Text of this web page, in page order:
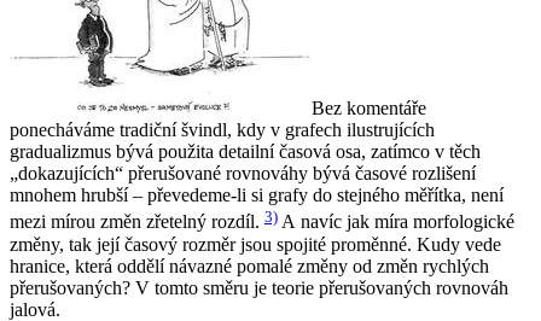
Bez komentáře
ponecháváme tradiční švindl, kdy v grafech ilustrujících
gradualizmus bývá použita detailní časová osa, zatímco v těch
„dokazujících“ přerušované rovnováhy bývá časové rozlišení
mnohem hrubší – převedeme-li si grafy do stejného měřítka, není
mezi mírou změn zřetelný rozdíl. 3) A navíc jak míra morfologické
změny, tak její časový rozměr jsou spojité proměnné. Kudy vede
hranice, která oddělí návazné pomalé změny od změn rychlých
přerušovaných? V tomto směru je teorie přerušovaných rovnováh
jalová.